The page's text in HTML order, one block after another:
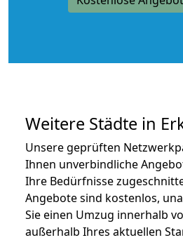
Weitere Städte in
Unsere geprüften
Ihnen unverbindliche
Ihre Bedürfnisse
Angebote sind kostenlos,
Sie einen Umzug innerhalb
außerhalb Ihres aktuellen